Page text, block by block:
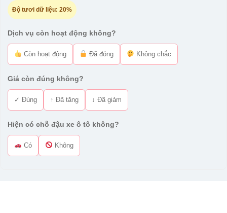
Độ tươi dữ liệu: 20%
Dịch vụ còn hoạt động không?
Còn hoạt động Đã đóng Không chắc
Giá còn đúng không?
✓ Đúng ↑ Đã tăng ↓ Đã giảm
Hiện có chỗ đậu xe ô tô không?
Có Không